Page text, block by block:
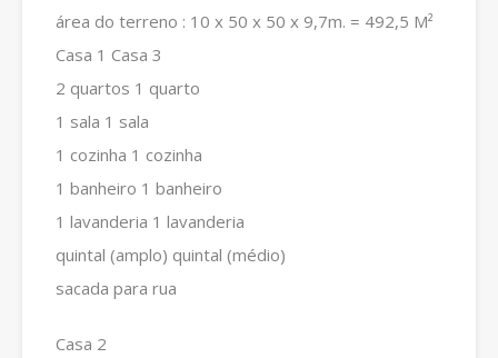
área do terreno : 10 x 50 x 50 x 9,7m. = 492,5 M²
Casa 1 Casa 3
2 quartos 1 quarto
1 sala 1 sala
1 cozinha 1 cozinha
1 banheiro 1 banheiro
1 lavanderia 1 lavanderia
quintal (amplo) quintal (médio)
sacada para rua
Casa 2